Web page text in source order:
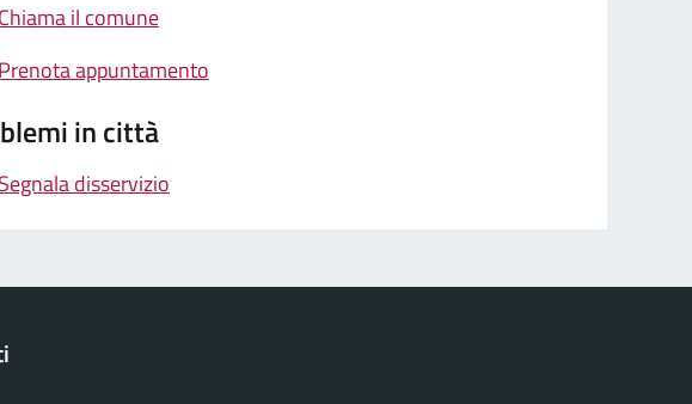
Chiama il comune
Prenota appuntamento
in città
Segnala disservizio